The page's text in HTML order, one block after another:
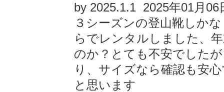
by 2025.1.1 2025年01月06
３シーズンの登山靴しか
らでレンタルしました、
のか？とても不安でした
り、サイズなら確認も安
と思います